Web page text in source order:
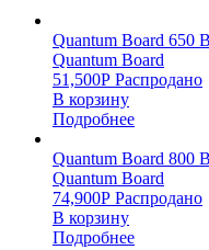
Quantum Board 650
Quantum Board
51,500Р Распродано
В корзину
Подробнее
Quantum Board 800
Quantum Board
74,900Р Распродано
В корзину
Подробнее